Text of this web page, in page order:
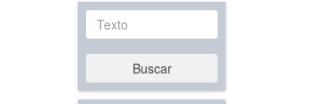
Texto
Buscar